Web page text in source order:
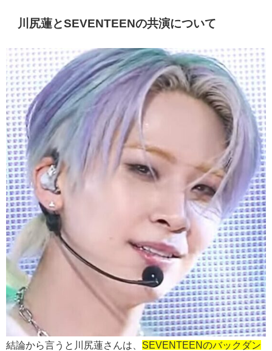
川尻蓮とSEVENTEENの共演について
結論から言うと川尻蓮さんは、 SEVENTEENのバックダン